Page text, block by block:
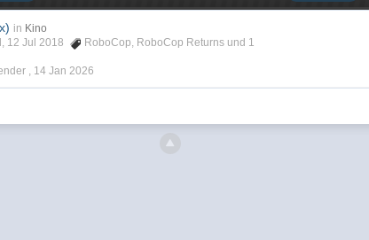
in Kino
12 Jul 2018
RoboCop, RoboCop Returns und 1
, 14 Jan 2026